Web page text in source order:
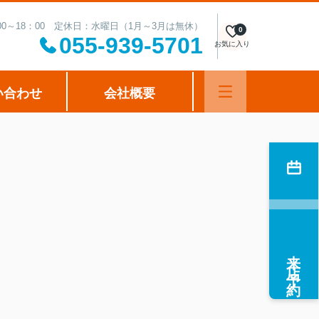
～18：00 定休日：水曜日（1月～3月は無休）
055-939-5701 お気に入り
0
合わせ 会社概要
来店予約